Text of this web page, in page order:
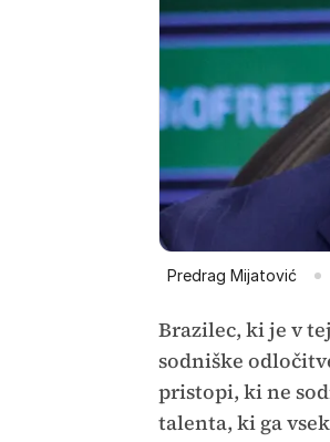
Predrag Mijatović
Brazilec, ki je v
sodniške
pristopi, ki ne
talenta, ki ga